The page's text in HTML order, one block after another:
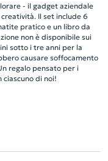
- il gadget aziendale
Il set include 6
pratico e un libro da
non è disponibile sui
sotto i tre anni per la
causare soffocamento
regalo pensato per i
ciascuno di noi!